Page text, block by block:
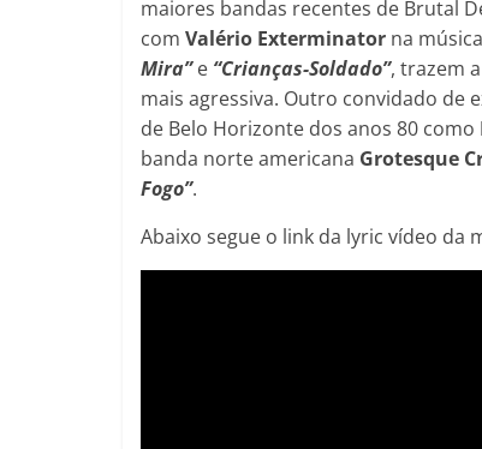
maiores bandas recentes de Brutal
com Valério Exterminator na música
Mira”e “Crianças-Soldado”, trazem
mais agressiva. Outro convidado de
de Belo Horizonte dos anos 80 como
banda norte americana Grotesque
Fogo”.
Abaixo segue o link da lyric vídeo da